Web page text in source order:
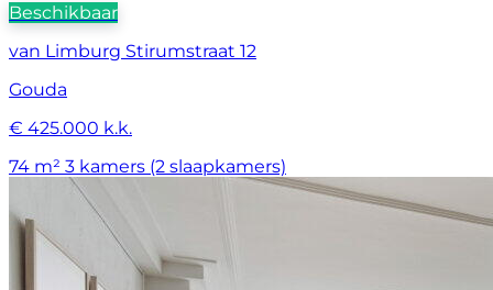
Beschikbaar
van Limburg Stirumstraat 12
Gouda
€ 425.000 k.k.
74 m² 3 kamers (2 slaapkamers)